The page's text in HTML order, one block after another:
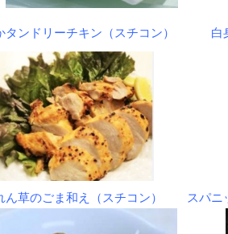
タンドリーチキン（スチコン） 白
草のごま和え（スチコン） スパニ